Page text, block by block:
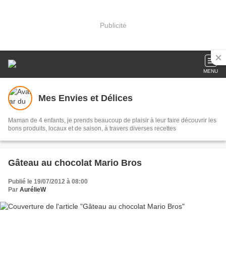
Publicité
MENU
Mes Envies et Délices
Maman de 4 enfants, je prends beaucoup de plaisir à leur faire découvrir les
bons produits, locaux et de saison, à travers diverses recettes
Gâteau au chocolat Mario Bros
Publié le 19/07/2012 à 08:00
Par AurélieW